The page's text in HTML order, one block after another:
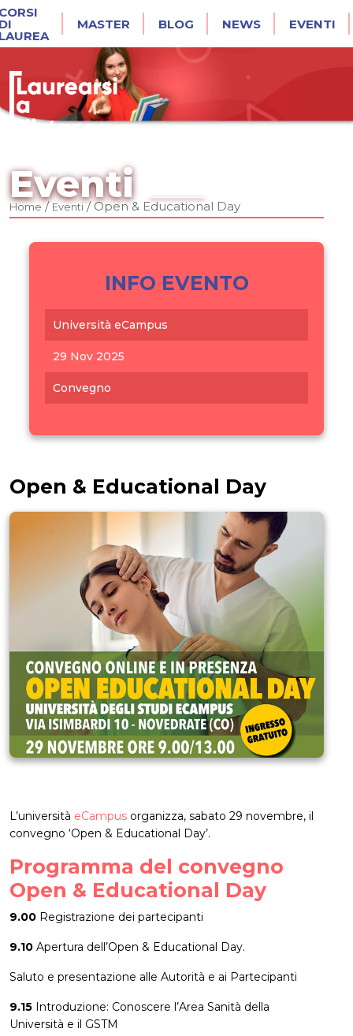
MASTER BLOG NEWS EVENTI
Eventi
Home/Eventi/Open & Educational Day
INFO EVENTO
Università eCampus
29 Nov 2025
Convegno
Open & Educational Day
L’università eCampus organizza, sabato 29 novembre, il
convegno ‘Open & Educational Day’.
Programma del convegno
Open & Educational Day
9.00 Registrazione dei partecipanti
9.10 Apertura dell’Open & Educational Day.
Saluto e presentazione alle Autorità e ai Partecipanti
9.15 Introduzione: Conoscere l’Area Sanità della
Università e il GSTM